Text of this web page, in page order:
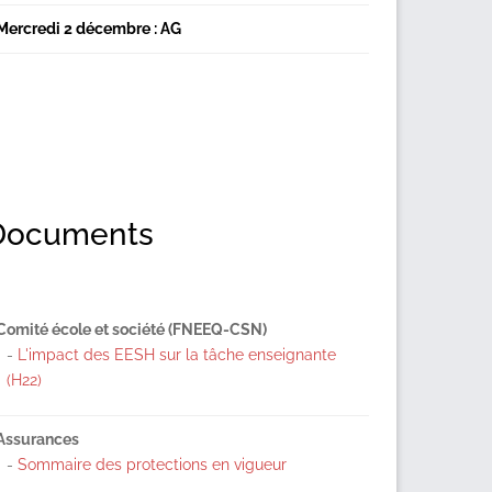
Mercredi 2 décembre : AG
école et société (FNEEQ-CSN)
-
L'impact des EESH sur la tâche enseignante
(H22)
- Sommaire des protections en vigueur